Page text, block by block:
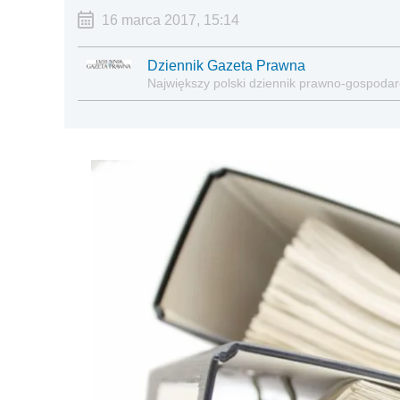
16 marca 2017, 15:14
Dziennik Gazeta Prawna
Największy polski dziennik prawno-